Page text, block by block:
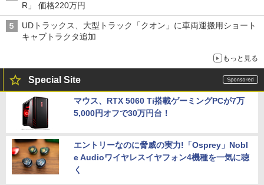
R」 価格220万円
UDトラックス、大型トラック「クオン」に車両運搬用ショート
キャブトラクタ追加
もっと見る
Special Site
マウス、RTX 5060 Ti搭載ゲーミングPCが7万
5,000円オフで30万円台！
エントリーなのに脅威の実力!「Osprey」Nobl
e Audioワイヤレスイヤフォン4機種を一気に聴
く